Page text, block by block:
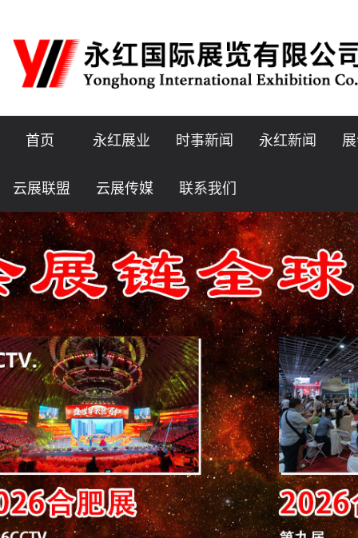
首页 永红展业 时事新闻 永红新闻
云展联盟 云展传媒 联系我们